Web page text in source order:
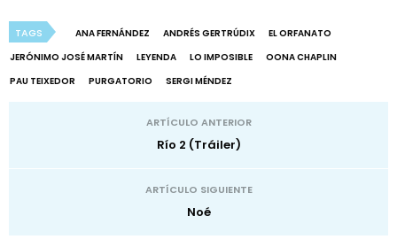
TAGS ANA FERNÁNDEZ ANDRÉS GERTRÚDIX
EL ORFANATO
JERÓNIMO JOSÉ MARTÍN
LEYENDA LO IMPOSIBLE
OONA CHAPLIN
PAU TEIXEDOR
PURGATORIO SERGI MÉNDEZ
ARTÍCULO ANTERIOR
Río 2 (Tráiler)
ARTÍCULO SIGUIENTE
Noé